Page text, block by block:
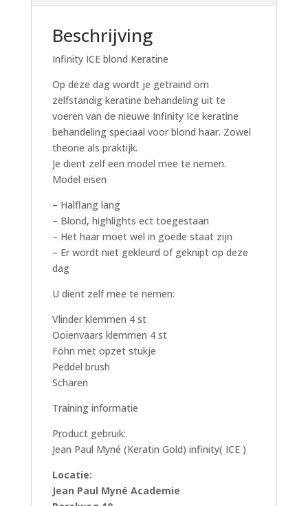
Beschrijving
Infinity ICE blond Keratine
Op deze dag wordt je getraind om
zelfstandig keratine behandeling uit te
voeren van de nieuwe Infinity Ice keratine
behandeling speciaal voor blond haar. Zowel
theorie als praktijk.
Je dient zelf een model mee te nemen.
Model eisen
– Halflang lang
– Blond, highlights ect toegestaan
– Het haar moet wel in goede staat zijn
– Er wordt niet gekleurd of geknipt op deze
dag
U dient zelf mee te nemen:
Vlinder klemmen 4 st
Ooienvaars klemmen 4 st
Föhn met opzet stukje
Peddel brush
Scharen
Training informatie
Product gebruik:
Jean Paul Myné (Keratin Gold) infinity( ICE )
Locatie:
Jean Paul Myné Academie